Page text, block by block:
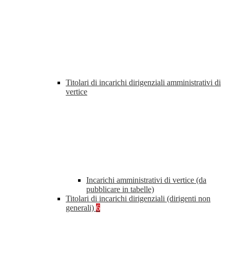
Titolari di incarichi dirigenziali amministrativi di
vertice
Incarichi amministrativi di vertice (da
pubblicare in tabelle)
Titolari di incarichi dirigenziali (dirigenti non
generali) 6